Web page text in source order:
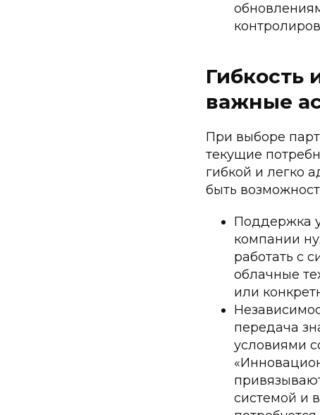
Гибкость
важные
При выборе
текущие
гибкой и легко
быть
Поддержка
компании
работать с
облачные
или
передача
условиями
системой и